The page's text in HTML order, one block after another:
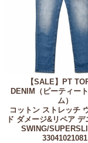
【SALE】
PT
DENIM（ピーティー
ム）
コットン ストレッチ
ド ダメージ&リペア デ
SWING/
33041021081